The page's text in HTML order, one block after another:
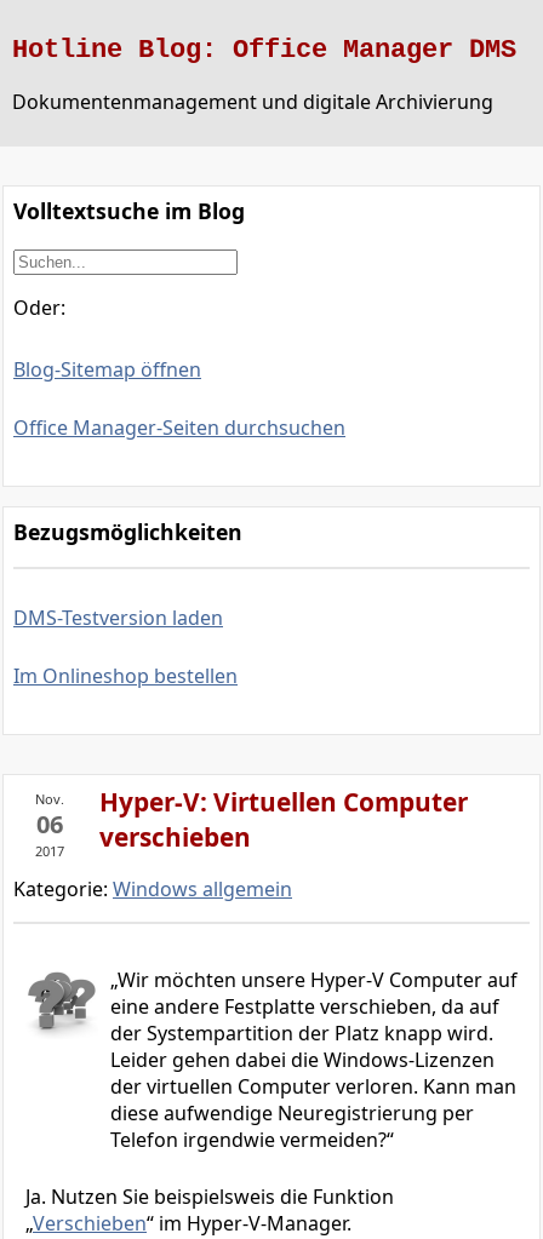
Hotline Blog: Office Manager DMS
Dokumentenmanagement und digitale Archivierung
Volltextsuche im Blog
Oder:
Blog-Sitemap öffnen
Office Manager-Seiten durchsuchen
Bezugsmöglichkeiten
DMS-Testversion laden
Im Onlineshop bestellen
Nov.
06
2017
Hyper-V: Virtuellen Computer
verschieben
Kategorie: Windows allgemein
Wir möchten unsere Hyper-V Computer auf
eine andere Festplatte verschieben, da auf
der Systempartition der Platz knapp wird.
Leider gehen dabei die Windows-Lizenzen
der virtuellen Computer verloren. Kann man
diese aufwendige Neuregistrierung per
Telefon irgendwie vermeiden?
Ja. Nutzen Sie beispielsweis die Funktion
„Verschieben“ im Hyper-V-Manager.